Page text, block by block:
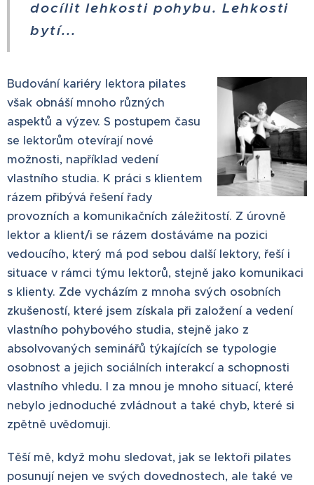
docílit lehkosti pohybu. Lehkosti
bytí...
Budování kariéry lektora pilates
však obnáší mnoho různých
aspektů a výzev. S postupem času
se lektorům otevírají nové
možnosti, například vedení
vlastního studia. K práci s klientem
rázem přibývá řešení řady
provozních a komunikačních záležitostí. Z úrovně
lektor a klient/i se rázem dostáváme na pozici
vedoucího, který má pod sebou další lektory, řeší i
situace v rámci týmu lektorů, stejně jako komunikaci
s klienty. Zde vycházím z mnoha svých osobních
zkušeností, které jsem získala při založení a vedení
vlastního pohybového studia, stejně jako z
absolvovaných seminářů týkajících se typologie
osobnost a jejich sociálních interakcí a schopnosti
vlastního vhledu. I za mnou je mnoho situací, které
nebylo jednoduché zvládnout a také chyb, které si
zpětně uvědomuji.
Těší mě, když mohu sledovat, jak se lektoři pilates
posunují nejen ve svých dovednostech, ale také ve